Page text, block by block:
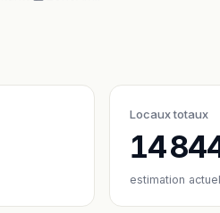
Locaux totaux
14
estimation